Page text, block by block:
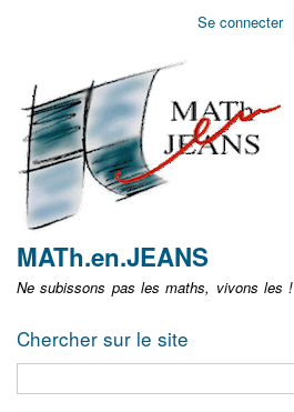
Aller
non
identifié
Se connecter
MATh.en.JEANS
Ne subissons pas les maths, vivons les !
Chercher sur le site